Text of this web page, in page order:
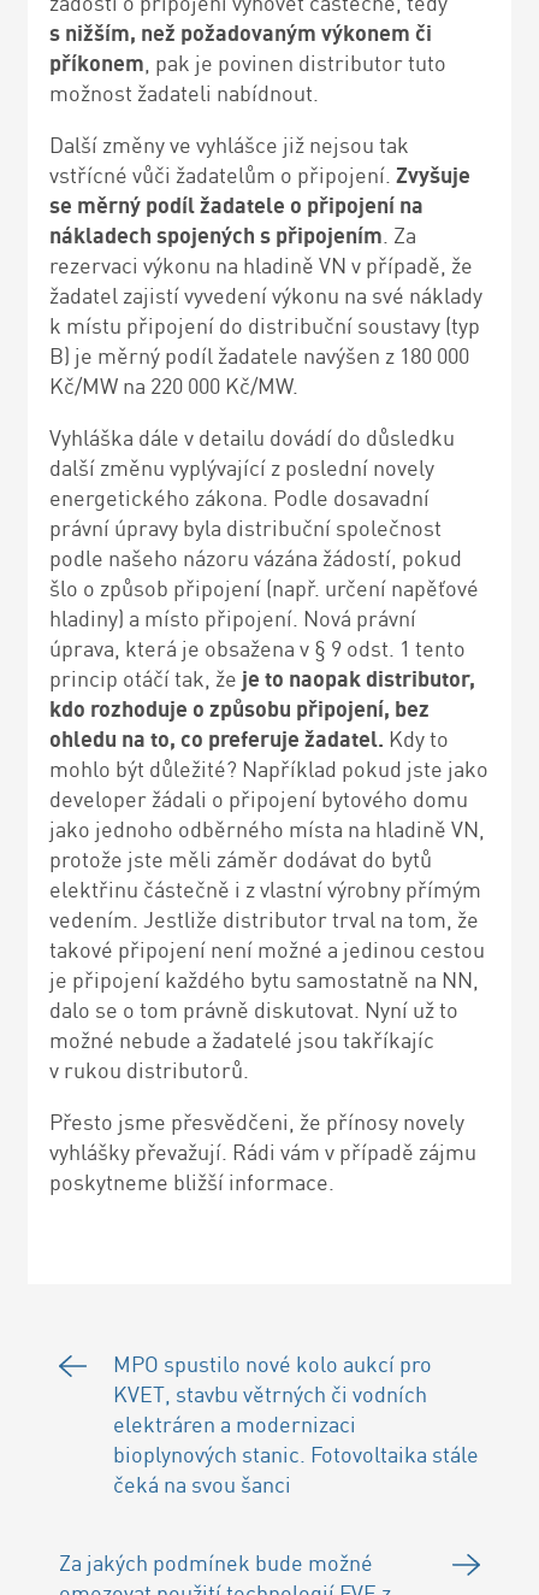
s nižším, než požadovaným výkonem či
příkonem , pak je povinen distributor tuto
možnost žadateli nabídnout.
Další změny ve vyhlášce již nejsou tak
vstřícné vůči žadatelům o připojení. Zvyšuje
se měrný podíl žadatele o připojení na
nákladech spojených s připojením . Za
rezervaci výkonu na hladině VN v případě, že
žadatel zajistí vyvedení výkonu na své náklady
k místu připojení do distribuční soustavy (typ
B) je měrný podíl žadatele navýšen z 180 000
Kč/MW na 220 000 Kč/MW.
Vyhláška dále v detailu dovádí do důsledku
další změnu vyplývající z poslední novely
energetického zákona. Podle dosavadní
právní úpravy byla distribuční společnost
podle našeho názoru vázána žádostí, pokud
šlo o způsob připojení (např. určení napěťové
hladiny) a místo připojení. Nová právní
úprava, která je obsažena v § 9 odst. 1 tento
princip otáčí tak, že je to naopak distributor,
kdo rozhoduje o způsobu připojení, bez
ohledu na to, co preferuje žadatel. Kdy to
mohlo být důležité? Například pokud jste jako
developer žádali o připojení bytového domu
jako jednoho odběrného místa na hladině VN,
protože jste měli záměr dodávat do bytů
elektřinu částečně i z vlastní výrobny přímým
vedením. Jestliže distributor trval na tom, že
takové připojení není možné a jedinou cestou
je připojení každého bytu samostatně na NN,
dalo se o tom právně diskutovat. Nyní už to
možné nebude a žadatelé jsou takříkajíc
v rukou distributorů.
Přesto jsme přesvědčeni, že přínosy novely
vyhlášky převažují. Rádi vám v případě zájmu
poskytneme bližší informace.
MPO spustilo nové kolo aukcí pro
KVET, stavbu větrných či vodních
elektráren a modernizaci
bioplynových stanic. Fotovoltaika stále
čeká na svou šanci
Za jakých podmínek bude možné